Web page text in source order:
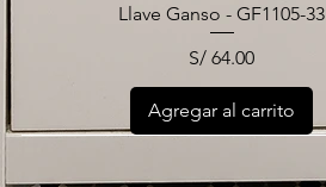
Llave Ganso - GF1105-33
Precio
S/ 64.00
Agregar al carrito